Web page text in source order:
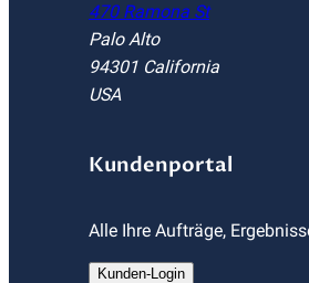
470 Ramona St
Palo Alto
94301 California
USA
Kundenportal
Alle Ihre Aufträge,
Kunden-Login